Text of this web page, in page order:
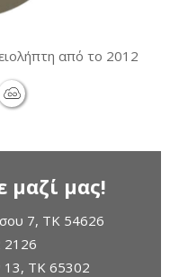
από το 2012
μαζί μας!
7, TK 54626
2126
ΤΚ 65302